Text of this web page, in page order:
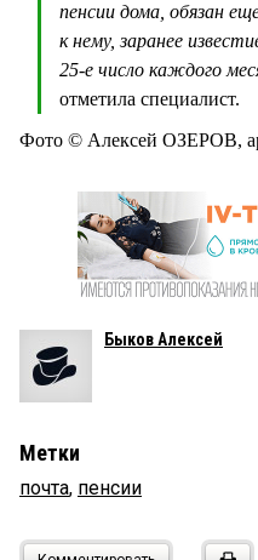
пенсии дома, обязан
к нему, заранее
25-е число каждого
отметила специалист.
Фото © Алексей ОЗЕРОВ,
Быков Алексей
Метки
почта, пенсии